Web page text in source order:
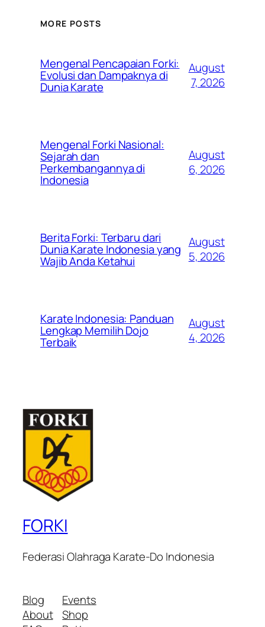
MORE POSTS
Mengenal Pencapaian Forki:
Evolusi dan Dampaknya di
Dunia Karate
August
7, 2026
Mengenal Forki Nasional:
Sejarah dan
Perkembangannya di
Indonesia
August
6, 2026
Berita Forki: Terbaru dari
Dunia Karate Indonesia yang
Wajib Anda Ketahui
August
5, 2026
Karate Indonesia: Panduan
Lengkap Memilih Dojo
Terbaik
August
4, 2026
FORKI
Federasi Olahraga Karate-Do Indonesia
Blog
About
Events
Shop